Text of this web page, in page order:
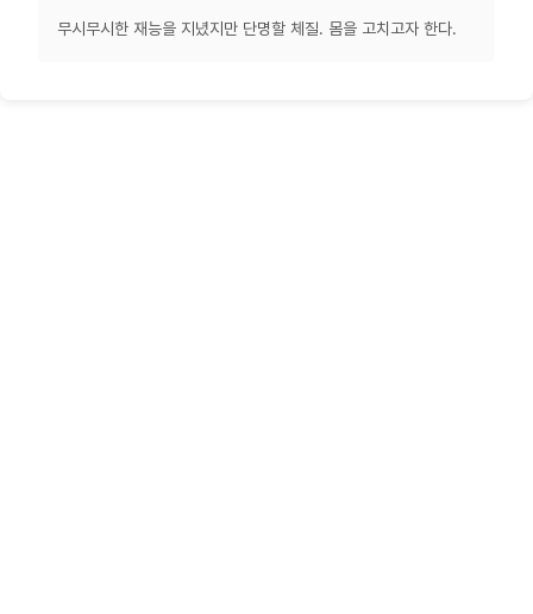
무시무시한 재능을 지녔지만 단명할 체질. 몸을 고치고자 한다.